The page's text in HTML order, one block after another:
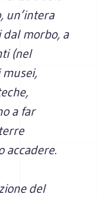
un’intera
dal morbo, a
(nel
a far
accadere.
del